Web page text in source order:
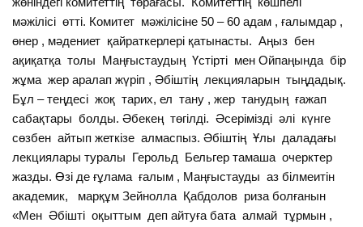
мәжілісі өтті. Комитет мәжілісіне 50 – 60 адам , ғалымдар ,
өнер , мәдениет қайраткерлері қатынасты. Аңыз бен
ақиқатқа толы Маңғыстаудың Үстірті мен Ойпаңында бір
жұма жер аралап жүріп , Әбіштің лекцияларын тыңдадық.
Бұл – теңдесі жоқ тарих, ел тану , жер танудың ғажап
сабақтары болды. Әбекең төгілді. Әсерімізді әлі күнге
сөзбен айтып жеткізе алмаспыз. Әбіштің Ұлы даладағы
лекциялары туралы Герольд Бельгер тамаша очерктер
жазды. Өзі де ғұлама ғалым , Маңғыстауды аз білмеитін
академик, марқұм Зейнолла Қабдолов риза болғанын
«Мен Әбішті оқыттым деп айтуға бата алмай тұрмын ,